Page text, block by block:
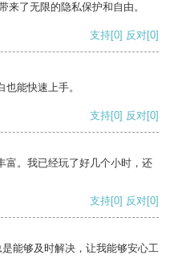
来了无限的隐私保护和自由。
支持[0] 反对[0]
能快速上手。
支持[0] 反对[0]
富。我已经玩了好几个小时，还
支持[0] 反对[0]
能够及时解决，让我能够安心工